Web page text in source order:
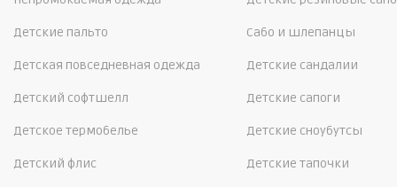
Детские пальто
Детская повседневная одежда
Детский софтшелл
Детское термобелье
Детский флис
Сабо и шлепанцы
Детские сандалии
Детские сапоги
Детские сноубутсы
Детские тапочки